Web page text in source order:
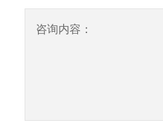
咨询内容：